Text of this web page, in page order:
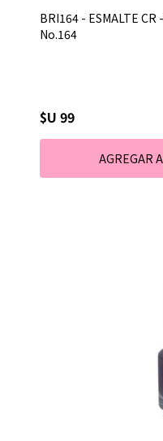
BRI164 - ESMALTE CR
No.164
$U 99